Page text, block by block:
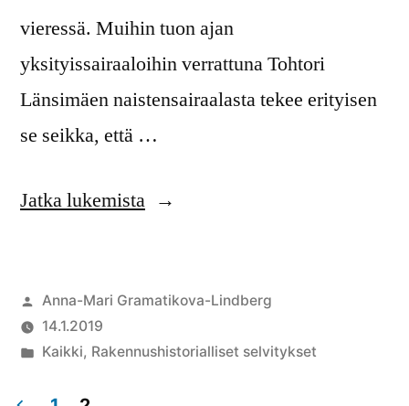
vieressä. Muihin tuon ajan
yksityissairaaloihin verrattuna Tohtori
Länsimäen naistensairaalasta tekee erityisen
se seikka, että …
Jatka lukemista
Anna-Mari Gramatikova-Lindberg
14.1.2019
Kaikki, Rakennushistorialliset selvitykset